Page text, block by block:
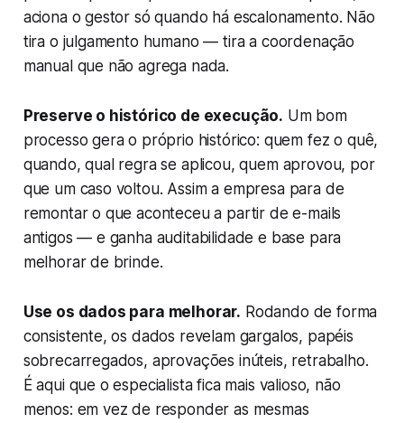
aciona o gestor só quando há escalonamento. Não
tira o julgamento humano — tira a coordenação
manual que não agrega nada.
Preserve o histórico de execução. Um bom
processo gera o próprio histórico: quem fez o quê,
quando, qual regra se aplicou, quem aprovou, por
que um caso voltou. Assim a empresa para de
remontar o que aconteceu a partir de e-mails
antigos — e ganha auditabilidade e base para
melhorar de brinde.
Use os dados para melhorar. Rodando de forma
consistente, os dados revelam gargalos, papéis
sobrecarregados, aprovações inúteis, retrabalho.
É aqui que o especialista fica mais valioso, não
menos: em vez de responder as mesmas